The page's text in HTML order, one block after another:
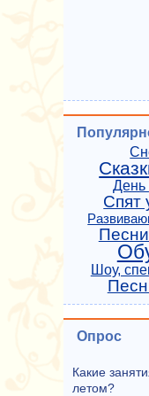
День
Спят
Шоу,
Опрос
Какие
летом?